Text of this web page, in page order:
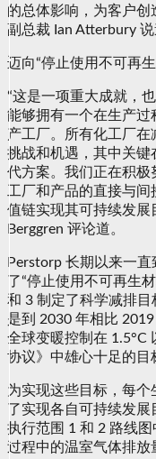
的总体影响，为客户创
副总裁 Ian Atterbury 说
迈向“停止使用不可再
“这是一项重大成就，
能够拥有一个在生产过
产工厂。所有化工厂
挑战和机遇，其中关
代方案。我们正在积
工厂和产品的直接与
值链实现其可持续发展
Berggren 评论道。
Perstorp 长期以来一
了“停止使用不可再生
和 3 制定了科学减排
是到 2030 年相比
全球变暖控制在 1.5°C
协议》中雄心十足的目
为实现这些目标，每
了实现各自可持续发
执行范围 1 和 2 路线
过程中的温室气体排放